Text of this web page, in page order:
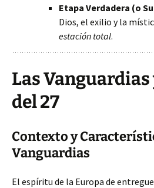
Etapa Verdadera (o
Dios, el exilio y la
estación total.
Las Vanguardias
del 27
Contexto y
Vanguardias
El espíritu de la Europa de